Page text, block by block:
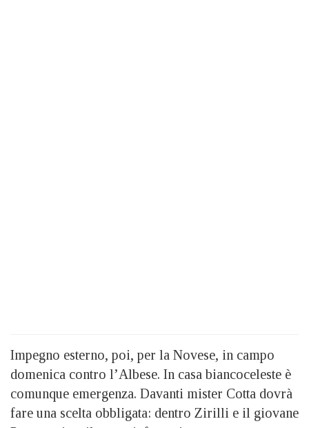
Impegno esterno, poi, per la Novese, in campo
domenica contro l’Albese. In casa biancoceleste è
comunque emergenza. Davanti mister Cotta dovrà
fare una scelta obbligata: dentro Zirilli e il giovane